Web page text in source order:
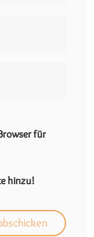
für
hinzu!